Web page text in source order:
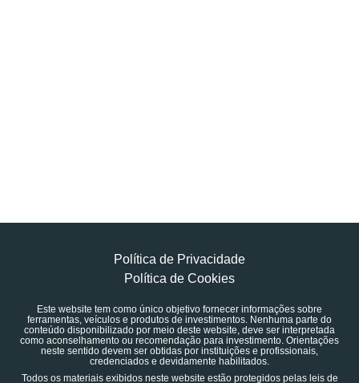
Política de Privacidade
Política de Cookies
Este website tem como único objetivo fornecer informações sobre
ferramentas, veículos e produtos de investimentos. Nenhuma parte do
conteúdo disponibilizado por meio deste website, deve ser interpretada
como aconselhamento ou recomendação para investimento. Orientações
neste sentido devem ser obtidas por instituições e profissionais,
credenciados e devidamente habilitados.
Todos os materiais exibidos neste website estão protegidos pelas leis de